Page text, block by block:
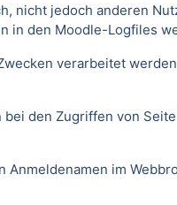
nicht jedoch anderen
den Moodle-Logfiles
verarbeitet
den Zugriffen von
im